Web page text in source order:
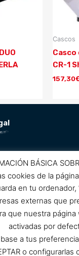
Cascos
CR-1
157,30
datos
BÁSICA
cookies de la
en tu
externas que
que nuestra
activadas por
a tus
o